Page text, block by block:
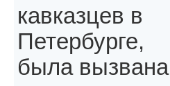
кавказцев в
Петербурге,
была вызвана